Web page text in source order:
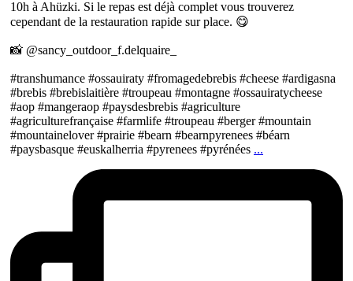
10h à Ahüzki. Si le repas est déjà complet vous trouverez
cependant de la restauration rapide sur place. 😋
📸 @sancy_outdoor_f.delquaire_
#transhumance #ossauiraty #fromagedebrebis #cheese #ardigasna
#brebis #brebislaitière #troupeau #montagne #ossauiratycheese
#aop #mangeraop #paysdesbrebis #agriculture
#agriculturefrançaise #farmlife #troupeau #berger #mountain
#mountainelover #prairie #bearn #bearnpyrenees #béarn
#paysbasque #euskalherria #pyrenees #pyrénées ...